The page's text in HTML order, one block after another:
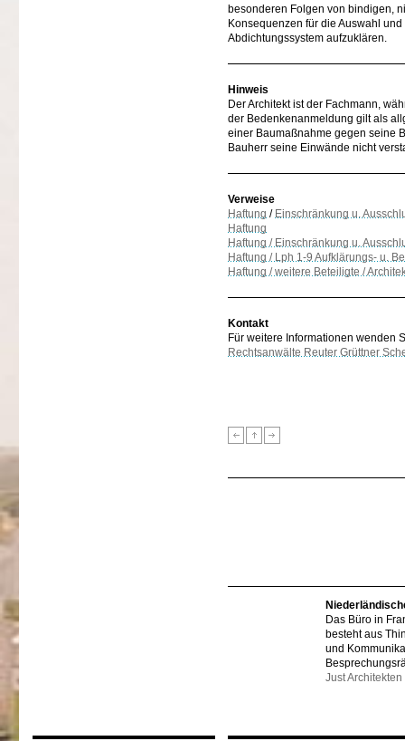
besonderen Folgen von bindigen,
Konsequenzen für die Auswahl
Abdichtungssystem aufzuklären.
Hinweis
Der Architekt ist der Fachmann,
der Bedenkenanmeldung gilt als
einer Baumaßnahme gegen seine
Bauherr seine Einwände nicht
Verweise
Haftung / Einschränkung u.
Haftung
Haftung / Einschränkung u.
Haftung / Lph 1-9 Aufklärungs- u.
Haftung / weitere Beteiligte /
Kontakt
Für weitere Informationen wenden
Rechtsanwälte Reuter Grüttner
Das Büro in
besteht aus
und
Just Architekten